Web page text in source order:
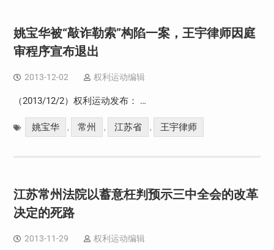
姚宝华被“敲诈勒索”构陷一案，王宇律师因庭
审程序宣布退出
2013-12-02 权利运动编辑
（2013/12/2）权利运动发布： …
姚宝华 , 常州 , 江苏省 , 王宇律师
江苏常州法院以蓄意枉判预示三中全会的改革
决定的死路
2013-11-29 权利运动编辑